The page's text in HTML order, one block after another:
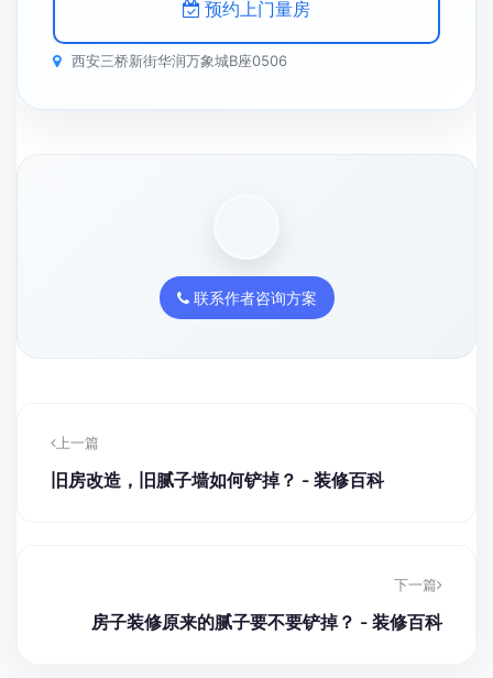
预约上门量房
西安三桥新街华润万象城B座0506
联系作者咨询方案
上一篇
旧房改造，旧腻子墙如何铲掉？ - 装修百科
下一篇
房子装修原来的腻子要不要铲掉？ - 装修百科